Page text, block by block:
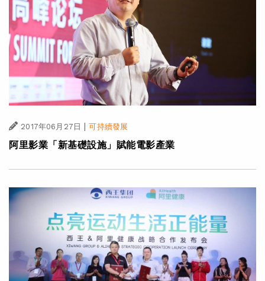
2017年06月27日 | 可持續發展
阿里影業「新基礎設施」賦能電影產業